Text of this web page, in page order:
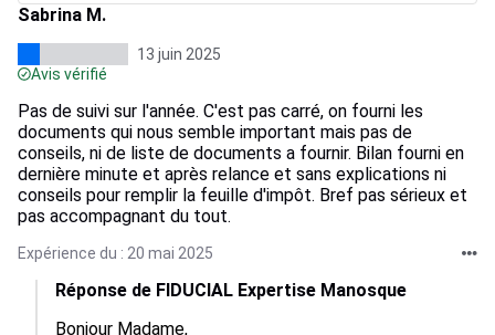
Sabrina M.
13 juin 2025
Avis vérifié
Pas de suivi sur l'année. C'est pas carré, on fourni les
documents qui nous semble important mais pas de
conseils, ni de liste de documents a fournir. Bilan fourni en
dernière minute et après relance et sans explications ni
conseils pour remplir la feuille d'impôt. Bref pas sérieux et
pas accompagnant du tout.
Expérience du : 20 mai 2025
Réponse de FIDUCIAL Expertise Manosque
Bonjour Madame,